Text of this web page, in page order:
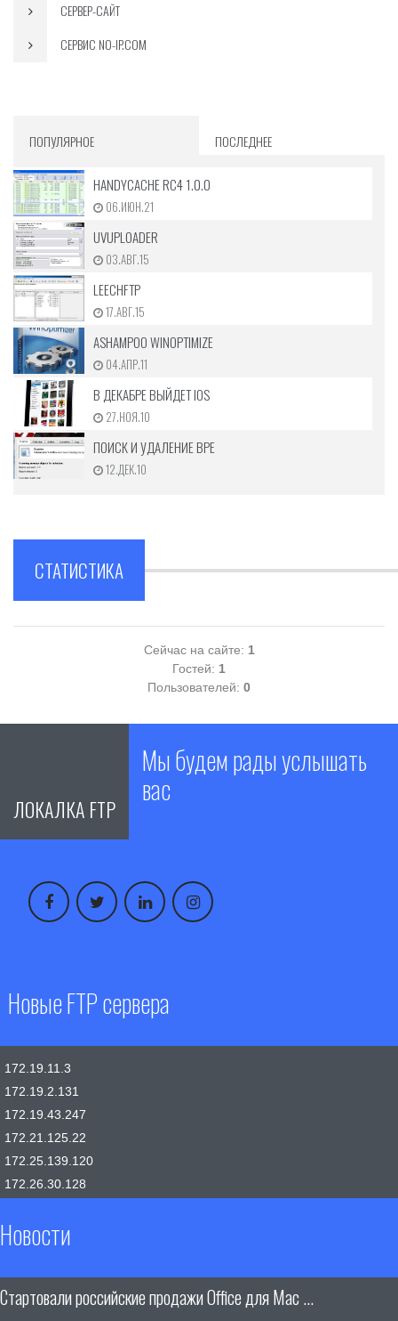
СЕРВЕР-САЙТ
СЕРВИС NO-IP.COM
ПОПУЛЯРНОЕ ПОСЛЕДНЕЕ
HANDYCACHE RC4 1.0.0
06.ИЮН.21
UVUPLOADER
03.АВГ.15
LEECHFTP
17.АВГ.15
ASHAMPOO WINOPTIMIZE
04.АПР.11
В ДЕКАБРЕ ВЫЙДЕТ IOS
27.НОЯ.10
ПОИСК И УДАЛЕНИЕ ВРЕ
12.ДЕК.10
СТАТИСТИКА
Сейчас на сайте: 1
Гостей: 1
Пользователей: 0
ЛОКАЛКА FTP
Мы будем рады услышать
вас
Новые FTP сервера
172.19.11.3
172.19.2.131
172.19.43.247
172.21.125.22
172.25.139.120
172.26.30.128
Новости
Стартовали российские продажи Office для Mac ...